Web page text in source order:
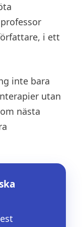
i ett
inte bara
utan
nästa